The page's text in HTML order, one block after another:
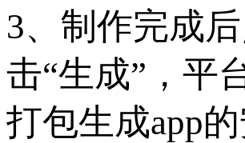
3、制作完成
击“生成”，平
打包生成app